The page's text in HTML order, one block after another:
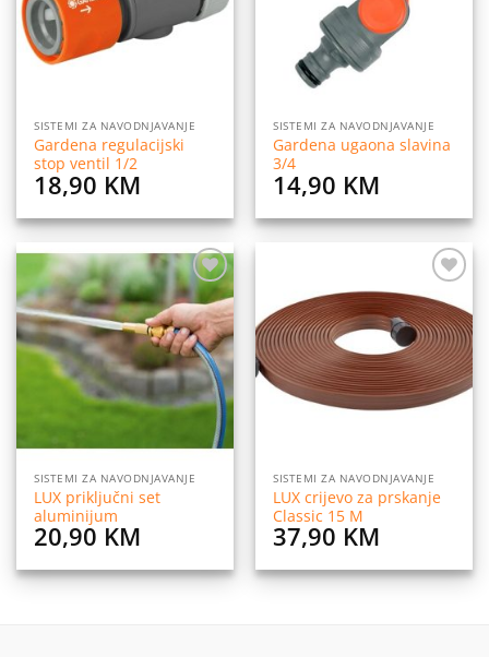
SISTEMI ZA NAVODNJAVANJE
Gardena regulacijski
stop ventil 1/2
18,90 KM
SISTEMI ZA NAVODNJAVANJE
Gardena ugaona slavina
3/4
14,90 KM
Dodaj
na
listu
želja
SISTEMI ZA NAVODNJAVANJE
LUX priključni set
aluminijum
20,90 KM
Dodaj
na
listu
želja
SISTEMI ZA NAVODNJAVANJE
LUX crijevo za prskanje
Classic 15 M
37,90 KM